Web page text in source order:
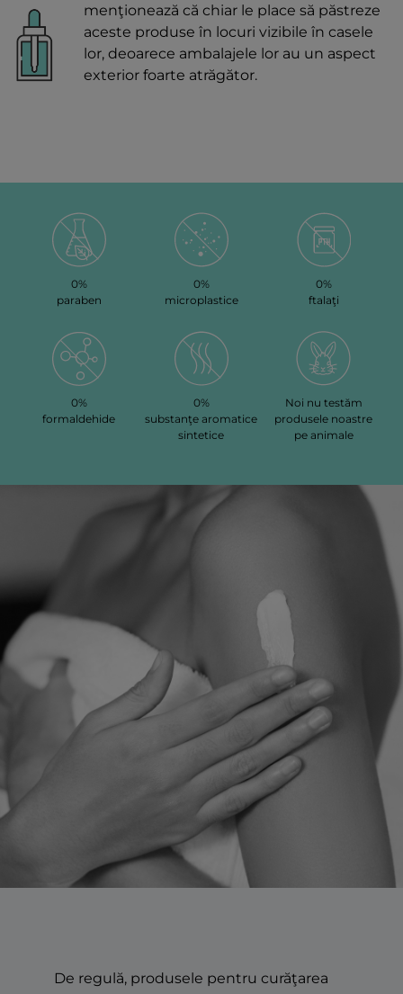
menţionează că chiar le place să păstreze
aceste produse în locuri vizibile în casele
lor, deoarece ambalajele lor au un aspect
exterior foarte atrăgător.
0%
paraben
0%
microplastice
0%
ftalaţi
0%
formaldehide
0%
substanţe aromatice
sintetice
Noi nu testăm
produsele noastre
pe animale
De regulă, produsele pentru curăţarea